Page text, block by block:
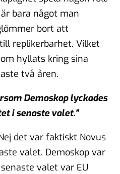
bara något man
bort att
replikerbarhet. Vilket
hyllats kring sina
två åren.
Demoskop lyckades
i senaste valet.”
det var faktiskt Novus
valet. Demoskop var
valet var EU